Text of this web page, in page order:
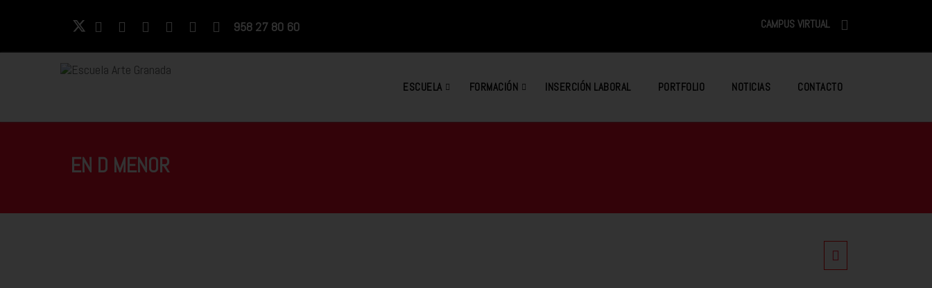
958 27 80 60 CAMPUS VIRTUAL
ESCUELA FORMACIÓN INSERCIÓN LABORAL PORTFOLIO NOTICIAS CONTACTO
EN D MENOR